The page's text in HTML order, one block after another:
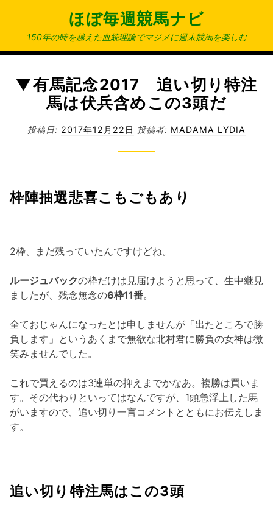
ン
ほぼ毎週競馬ナビ
150年の時を越えた血統理論でマジメに週末競馬を楽しむ
▼有馬記念2017 追い切り特注
馬は伏兵含めこの3頭だ
投稿日: 2017年12月22日 投稿者: MADAMA LYDIA
枠陣抽選悲喜こもごもあり
2枠、まだ残っていたんですけどね。
ルージュバックの枠だけは見届けようと思って、生中継見
ましたが、残念無念の6枠11番。
全ておじゃんになったとは申しませんが「出たところで勝
負します」というあくまで無欲な北村君に勝負の女神は微
笑みませんでした。
これで買えるのは3連単の抑えまでかなあ。複勝は買いま
す。その代わりといってはなんですが、1頭急浮上した馬
がいますので、追い切り一言コメントとともにお伝えしま
す。
追い切り特注馬はこの3頭